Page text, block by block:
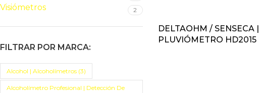
Visiómetros 2
FILTRAR POR MARCA:
Alcohol | Alcoholímetros (3)
Alcoholímetro Profesional | Detección De
DELTAOHM / SENSECA |
PLUVIÓMETRO HD2015